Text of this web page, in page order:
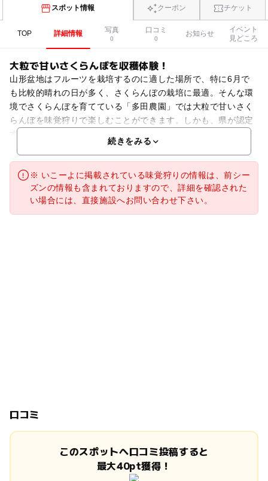
スポット情報 クーポン チケット
TOP 詳細情報 写真
0
口コミ
0
お知らせ
イベント
見どころ
大粒で甘いさくらんぼを収穫体験！
山形盆地はフルーツを栽培するのに適した場所で、特に6月で
も比較的晴れの日が多く、さくらんぼの栽培に最適。そんな環
境でさくらんぼを育てている「多田農園」では大粒で甘いさく
らんぼを味覚狩りで楽しむことができます。しかも、県が認定
する「山形セレクション」に認定されている農家なんです。摘
続きをみる
※ いこーよに掲載されている味覚狩りの情報は、前シー
ズンの情報も含まれておりますので、詳細を確認された
い場合には、直接施設へお問い合わせ下さい。
口コミ
このスポットへ口コミ投稿すると
最大40pt獲得！